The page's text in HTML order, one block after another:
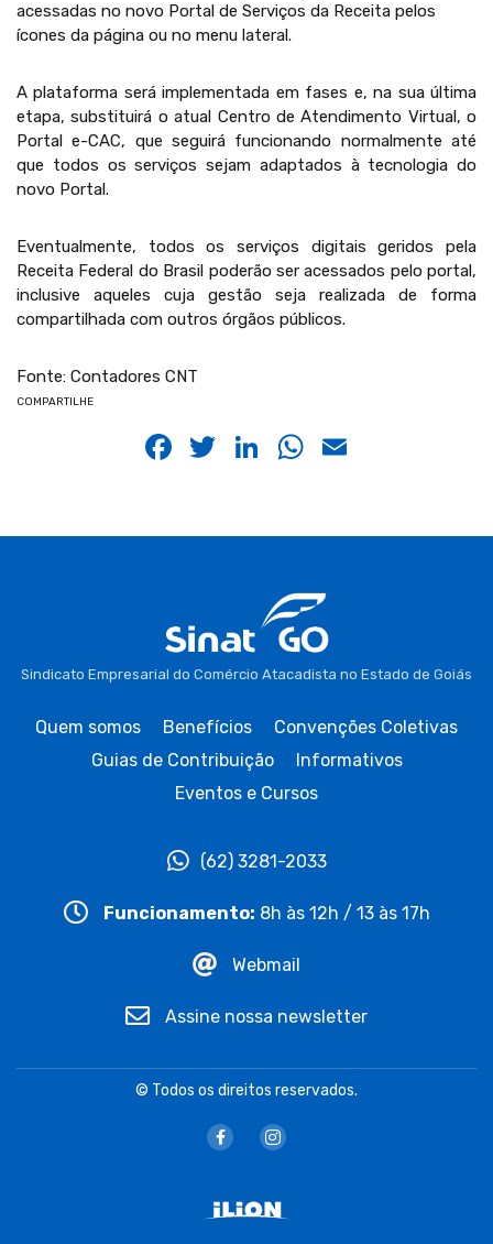
acessadas no novo Portal de Serviços da Receita pelos
ícones da página ou no menu lateral.
A plataforma será implementada em fases e, na sua última
etapa, substituirá o atual Centro de Atendimento Virtual, o
Portal e-CAC, que seguirá funcionando normalmente até
que todos os serviços sejam adaptados à tecnologia do
novo Portal.
Eventualmente, todos os serviços digitais geridos pela
Receita Federal do Brasil poderão ser acessados pelo portal,
inclusive aqueles cuja gestão seja realizada de forma
compartilhada com outros órgãos públicos.
Fonte: Contadores CNT
COMPARTILHE
Facebook
Twitter
LinkedIn
WhatsApp
Sindicato Empresarial do Comércio Atacadista no Estado de Goiás
Quem somos Benefícios
Convenções Coletivas
Guias de Contribuição
Informativos
Eventos e Cursos
(62) 3281-2033
Funcionamento: 8h às 12h / 13 às 17h
Webmail
Assine nossa newsletter
© Todos os direitos reservados.